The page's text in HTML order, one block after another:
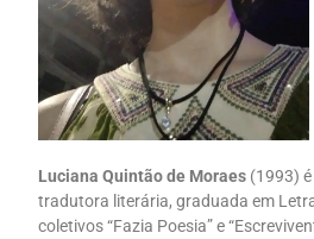
Luciana Quintão de Moraes (1993)
tradutora literária, graduada em
coletivos “Fazia Poesia” e